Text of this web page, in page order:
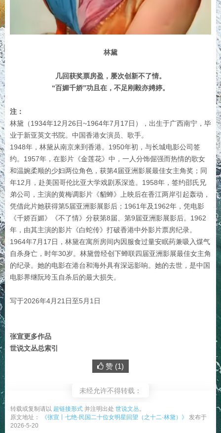
林黛
几回获奖票房盈，屡次创新不了情。
“百媚千娇”功且在，不足刚毅亦娉婷。
注：
林黛（1934年12月26日~1964年7月17日），出生于广西南宁，毕
业于新亚英文书院。中国香港女演员、歌手。
1948年，林黛从南京来到香港。1950年初，与长城电影公司签
约。1957年，在影片《金莲花》中，一人分饰倔强而热情的歌女
和温婉柔顺的少妇两位角色，获第4届亚洲影展最佳女主角奖；同
年12月，赴美国哥伦比亚大学戏剧系深造。1958年，签约邵氏兄
弟公司，主演的黄梅调影片《貂蝉》上映后在香江两岸引起轰动，
凭借此片她获得第5届亚洲影展影后；1961年及1962年，凭电影
《千娇百媚》《不了情》分获第8届、第9届亚洲影展影后。1962
年，由其主演的影片《白蛇传》打破香港中外影片票房纪录。
1964年7月17日，林黛在寓所房间内因服食过量安眠药兼吸入煤气
自杀身亡，时年30岁。林黛曾经创下蝉联四届亚洲影展最佳女主角
的纪录。她的电影在港台和海外具有深远影响。她的去世，是中国
电影界继阮玲玉自杀后的最大损失。
写于2026年4月21日至5月1日
张宣更多作品
世说文丛总索引
赞 (1)
未经允许不得转载：
转载或复制请以 超链接形式 并注明出处 世说文丛。
原文地址：
《张宣丨七绝·民国二十位女明星回望（之十二·林黛）》
发布于
2026-5-20